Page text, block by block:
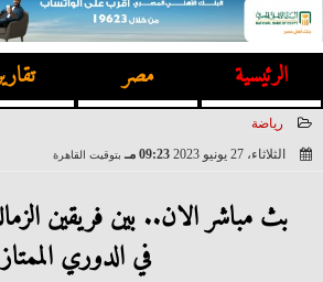
الرئيسية مصر
رياضة
الثلاثاء، 27 يونيو 2023
09:23 مـ بتوقيت القاهرة
بث مباشر الان.. بين فريقين
في الدوري الممتاز